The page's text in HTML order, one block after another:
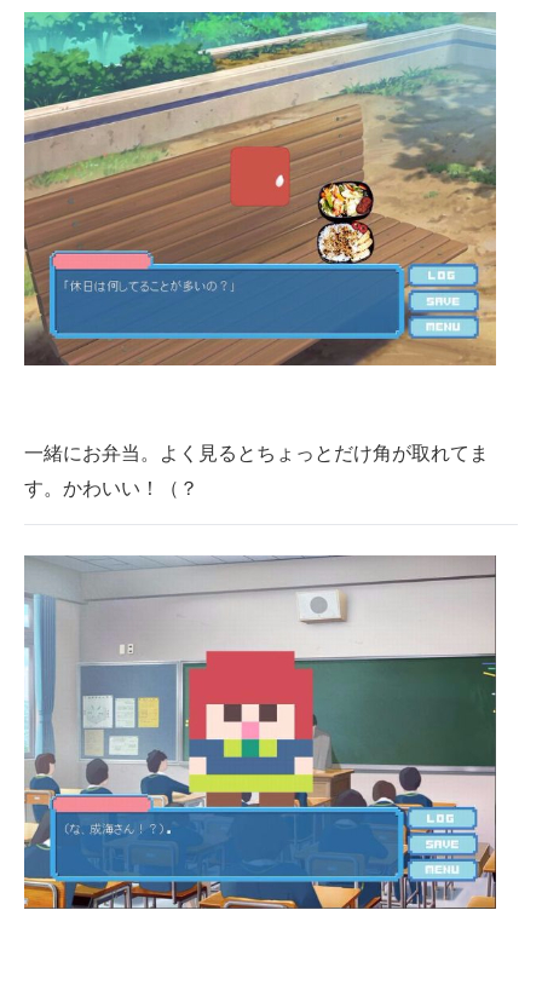
一緒にお弁当。よく見るとちょっとだけ角が取れてま
す。かわいい！（？